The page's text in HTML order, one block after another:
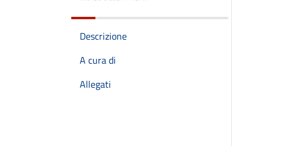
Descrizione
A cura di
Allegati